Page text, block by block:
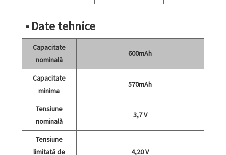
■ Date tehnice
Capacitate
nominală
600mAh
Capacitate
minima
570mAh
Tensiune
nominală
3,7 V
Tensiune
limitată de
4,20 V